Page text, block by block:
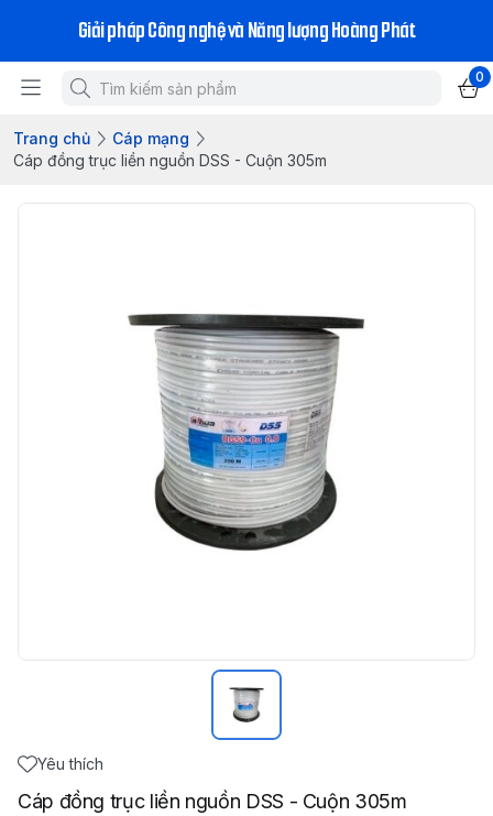
Giải pháp Công nghệ và Năng lượng Hoàng Phát
0
Trang chủ
Cáp mạng
Cáp đồng trục liền nguồn DSS - Cuộn 305m
Yêu thích
Cáp đồng trục liền nguồn DSS - Cuộn 305m